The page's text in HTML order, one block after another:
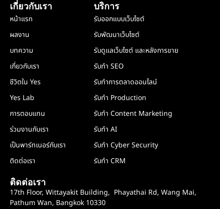
เกี่ยวกับเรา
หน้าแรก
ผลงาน
บทความ
เกี่ยวกับเรา
ชีวิตใน Yes
Yes Lab
การตอบแทน
ร่วมงานกับเรา
เป็นพาร์ทเนอร์กับเรา
ติดต่อเรา
บริการ
รับออกแบบเว็บไซต์
รับพัฒนาเว็บไซต์
รับดูแลเว็บไซต์ และหลังการขาย
รับทำ SEO
รับทำการตลาดออนไลน์
รับทำ Production
รับทำ Content Marketing
รับทำ AI
รับทำ Cyber Security
รับทำ CRM
ติดต่อเรา
17th Floor, Wittayakit Building, Phayathai Rd, Wang Mai,
Pathum Wan, Bangkok 10330